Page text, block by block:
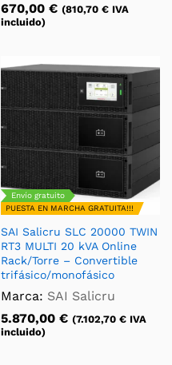
670,00 € (810,70 € IVA
incluido)
Envío gratuito
PUESTA EN MARCHA GRATUITA!!!
SAI Salicru SLC 20000 TWIN
RT3 MULTI 20 kVA Online
Rack/Torre – Convertible
trifásico/monofásico
Marca: SAI Salicru
5.870,00 € (7.102,70 € IVA
incluido)